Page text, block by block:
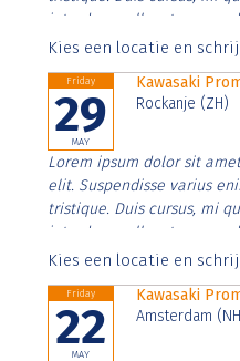
interdum nulla, ut
Aenean faucibus nibh et
Kies een locatie en
Friday
29
MAY
Kawasaki
Rockanje (ZH)
Lorem ipsum dolor sit
elit. Suspendisse varius
tristique. Duis cursus, mi
interdum nulla, ut
Aenean faucibus nibh et
Kies een locatie en
Friday
22
MAY
Kawasaki
Amsterdam